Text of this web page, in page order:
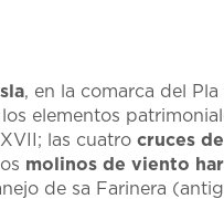
, en la comarca del
elementos
las cuatro cruces de
molinos de viento
de sa Farinera